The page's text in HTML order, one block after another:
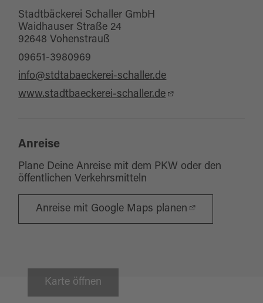
täglich ofenfrische Brote, knusprige
Semmeln, leckere Kuchen und feine
Tortenspezialitäten.
Ob für das Frühstück, die Kaffeepause
oder besondere Anlässe: Bei uns finden
Karte öffnen
Stadtbäckerei Schaller GmbH
Waidhauser Straße 24
92648 Vohenstrauß
09651-3980969
info@stdtabaeckerei-schaller.de
www.stadtbaeckerei-schaller.de
Anreise
Plane Deine Anreise mit dem PKW oder den
öffentlichen Verkehrsmitteln
Anreise mit Google Maps planen